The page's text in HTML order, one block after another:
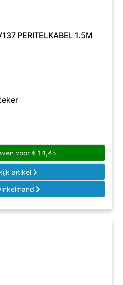
PERITELKABEL 1.5M
voor € 14,45
artikel